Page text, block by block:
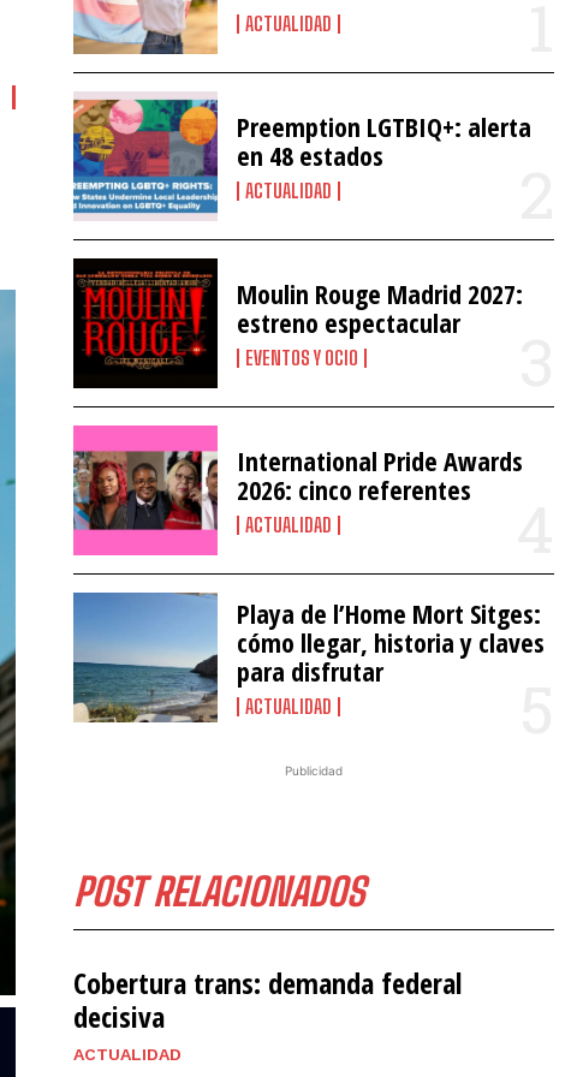
ACTUALIDAD
Preemption LGTBIQ+: alerta
en 48 estados
ACTUALIDAD
Moulin Rouge Madrid 2027:
estreno espectacular
EVENTOS Y OCIO
International Pride Awards
2026: cinco referentes
ACTUALIDAD
Playa de l’Home Mort Sitges:
cómo llegar, historia y claves
para disfrutar
ACTUALIDAD
Publicidad
POST RELACIONADOS
Cobertura trans: demanda federal
decisiva
ACTUALIDAD